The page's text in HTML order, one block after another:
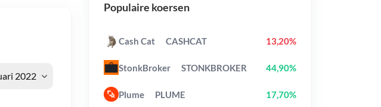
Populaire koersen
Cash Cat CASHCAT 13,20%
StonkBroker STONKBROKER 44,90%
Plume PLUME 17,70%